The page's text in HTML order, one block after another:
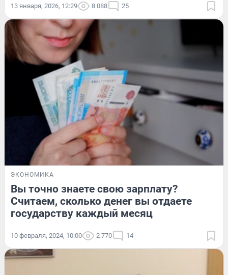
13 января, 2026, 12:29 8 088 25
ЭКОНОМИКА
Вы точно знаете свою зарплату?
Считаем, сколько денег вы отдаете
государству каждый месяц
10 февраля, 2024, 10:00 2 770 14